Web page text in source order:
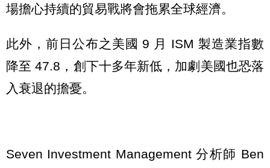
場擔心持續的貿易戰將會拖累全球經濟。
此外，前日公布之美國 9 月 ISM 製造業指數
降至 47.8，創下十多年新低，加劇美國也恐落
入衰退的擔憂。
Seven Investment Management 分析師 Ben